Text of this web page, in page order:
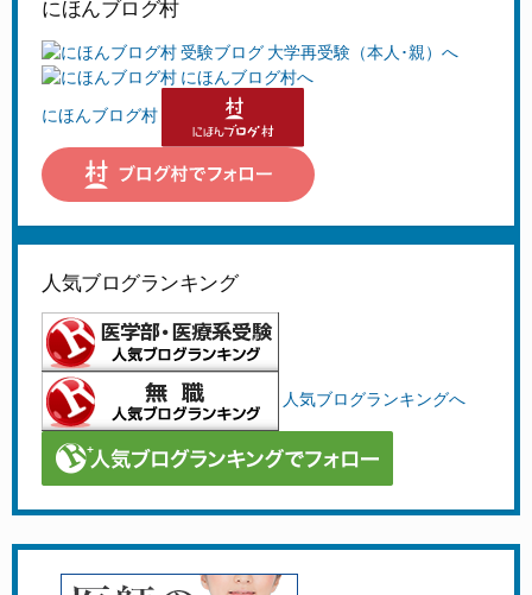
にほんブログ村
にほんブログ村
人気ブログランキング
人気ブログランキングへ